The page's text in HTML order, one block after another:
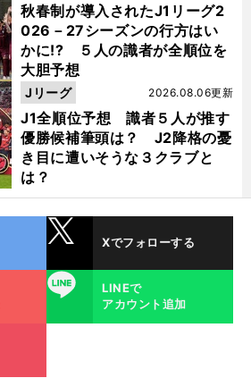
秋春制が導入されたJ1リーグ2
026－27シーズンの行方はい
かに!? ５人の識者が全順位を
大胆予想
J1全順位予想 識者５人が推す
優勝候補筆頭は？ J2降格の憂
き目に遭いそうな３クラブと
は？
2026.08.06更新
Jリーグ
Xでフォローする
LINE
LINEで
アカウント追加